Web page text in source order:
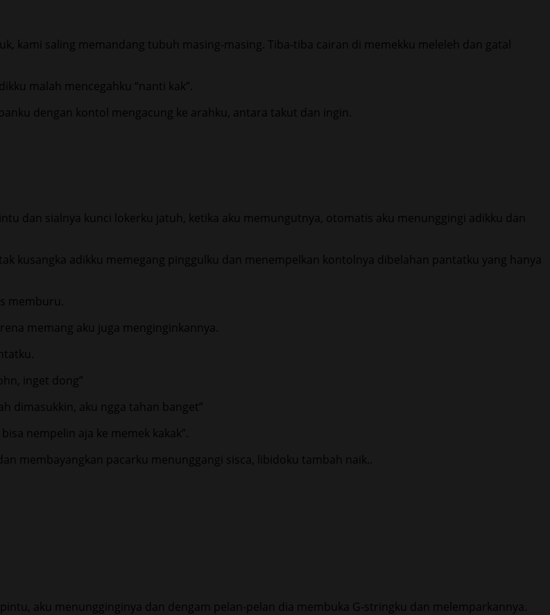
kami saling memandang tubuh masing-masing. Tiba-tiba cairan di memekku meleleh dan gatal
malah mencegahku “nanti kak”.
dengan kontol mengacung ke arahku, antara takut dan ingin.
dan sialnya kunci lokerku jatuh, ketika aku memungutnya, otomatis aku menunggingi adikku dan
kusangka adikku memegang pinggulku dan menempelkan kontolnya dibelahan pantatku yang hanya
memburu.
memang aku juga menginginkannya.
inget dong”
dimasukkin, aku ngga tahan banget”
nempelin aja ke memek kakak”.
membayangkan pacarku menunggangi sisca, libidoku tambah naik..
aku menungginginya dan dengam pelan-pelan dia membuka G-stringku dan melemparkannya.